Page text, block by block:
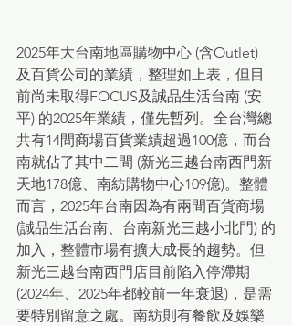
2025年大台南地區購物中心 (含Outlet)
及百貨公司的業績，整理如上表，但目
前尚未取得FOCUS及誠品生活台南 (安
平) 的2025年業績，僅先暫列。全台灣總
共有14間商場百貨業績超過100億，而台
南就佔了其中二間 (新光三越台南西門新
天地178億、南紡購物中心109億)。整體
而言，2025年台南因為有兩間百貨商場
(誠品生活台南、台南新光三越小北門) 的
加入，整體市場有擴大成長的趨勢。但
新光三越台南西門店目前陷入停滯期
(2024年、2025年都較前一年衰退)，是需
要特別留意之處。南紡則有餐飲及娛樂